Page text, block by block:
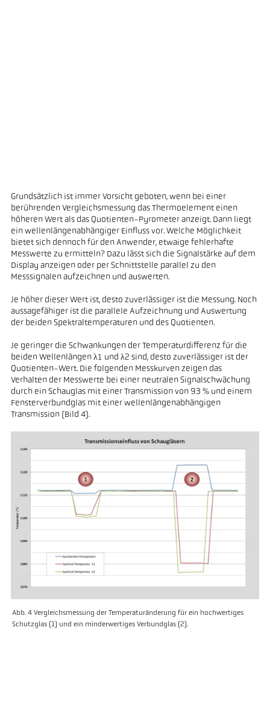
Grundsätzlich ist immer Vorsicht geboten, wenn bei einer
berührenden Vergleichsmessung das Thermoelement einen
höheren Wert als das Quotienten-Pyrometer anzeigt. Dann liegt
ein wellenlängenabhängiger Einfluss vor. Welche Möglichkeit
bietet sich dennoch für den Anwender, etwaige fehlerhafte
Messwerte zu ermitteln? Dazu lässt sich die Signalstärke auf dem
Display anzeigen oder per Schnittstelle parallel zu den
Messsignalen aufzeichnen und auswerten.
Je höher dieser Wert ist, desto zuverlässiger ist die Messung. Noch
aussagefähiger ist die parallele Aufzeichnung und Auswertung
der beiden Spektraltemperaturen und des Quotienten.
Je geringer die Schwankungen der Temperaturdifferenz für die
beiden Wellenlängen λ1 und λ2 sind, desto zuverlässiger ist der
Quotienten-Wert. Die folgenden Messkurven zeigen das
Verhalten der Messwerte bei einer neutralen Signalschwächung
durch ein Schauglas mit einer Transmission von 93 % und einem
Fensterverbundglas mit einer wellenlängenabhängigen
Transmission (Bild 4).
Abb. 4 Vergleichsmessung der Temperaturänderung für ein hochwertiges
Schutzglas (1) und ein minderwertiges Verbundglas (2).